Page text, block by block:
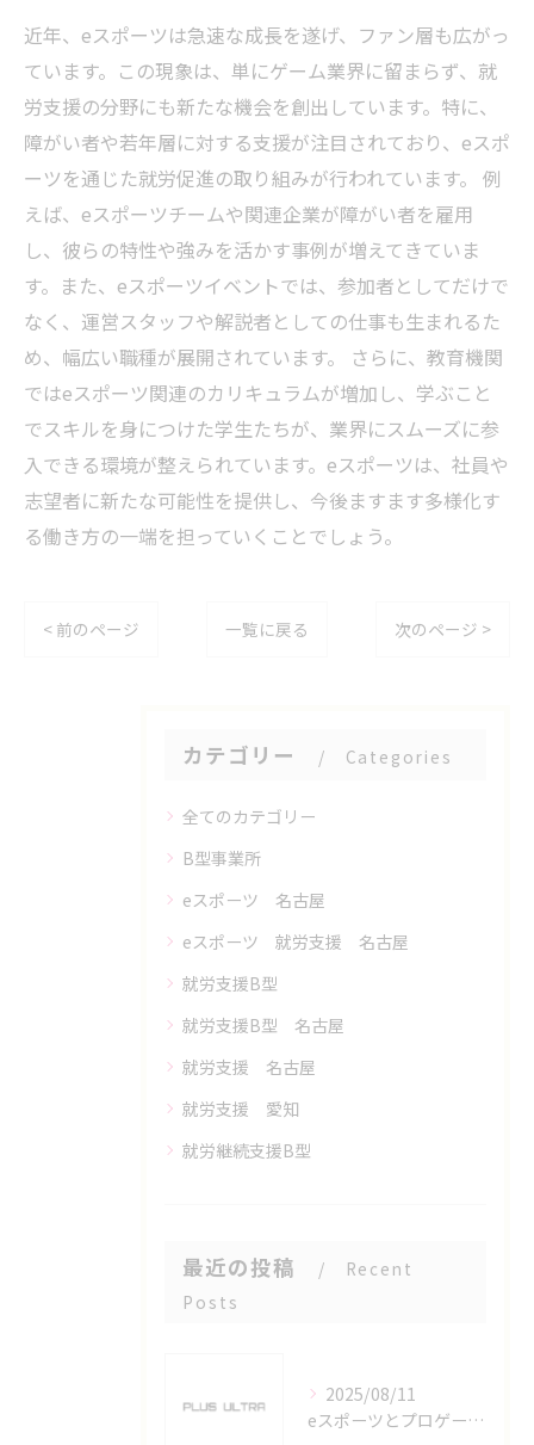
近年、eスポーツは急速な成長を遂げ、ファン層も広がっ
ています。この現象は、単にゲーム業界に留まらず、就
労支援の分野にも新たな機会を創出しています。特に、
障がい者や若年層に対する支援が注目されており、eスポ
ーツを通じた就労促進の取り組みが行われています。 例
えば、eスポーツチームや関連企業が障がい者を雇用
し、彼らの特性や強みを活かす事例が増えてきていま
す。また、eスポーツイベントでは、参加者としてだけで
なく、運営スタッフや解説者としての仕事も生まれるた
め、幅広い職種が展開されています。 さらに、教育機関
ではeスポーツ関連のカリキュラムが増加し、学ぶこと
でスキルを身につけた学生たちが、業界にスムーズに参
入できる環境が整えられています。eスポーツは、社員や
志望者に新たな可能性を提供し、今後ますます多様化す
る働き方の一端を担っていくことでしょう。
< 前のページ 一覧に戻る 次のページ >
カテゴリー Categories
全てのカテゴリー
B型事業所
eスポーツ 名古屋
eスポーツ 就労支援 名古屋
就労支援B型
就労支援B型 名古屋
就労支援 名古屋
就労支援 愛知
就労継続支援B型
最近の投稿
Recent
Posts
2025/08/11
eスポーツとプロゲーマーを六番町駅で目指すための実践ガイド